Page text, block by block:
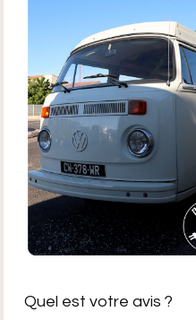
Quel est votre avis ?